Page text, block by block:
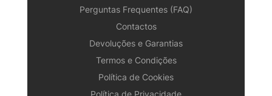
Perguntas Frequentes (FAQ)
Contactos
Devoluções e Garantias
Termos e Condições
Política de Cookies
Política de Privacidade